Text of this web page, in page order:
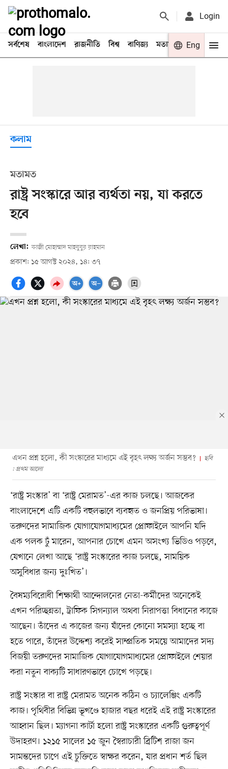
Login
সর্বশেষ বাংলাদেশ রাজনীতি বিশ্ব বাণিজ্য মতামত খেলা
Eng
কলাম
মতামত
রাষ্ট্র সংস্কারে আর ব্যর্থতা নয়, যা করতে
হবে
লেখা: কাজী মোহাম্মাদ মাহবুবুর রাহমান
প্রকাশ: ১৫ আগস্ট ২০২৪, ১৪: ৩৭
এখন প্রশ্ন হলো, কী সংস্কারের মাধ্যমে এই বৃহৎ লক্ষ্য অর্জন সম্ভব?
ছবি
: প্রথম আলো
‘রাষ্ট্র সংস্কার’ বা ‘রাষ্ট্র মেরামত’-এর কাজ চলছে। আজকের
বাংলাদেশে এটি একটি বহুলভাবে ব্যবহৃত ও জনপ্রিয় পরিভাষা।
তরুণদের সামাজিক যোগাযোগমাধ্যমের প্রোফাইলে আপনি যদি
এক পলক ঢুঁ মারেন, আপনার চোখে এমন অসংখ্য ভিডিও পড়বে,
যেখানে লেখা আছে ‘রাষ্ট্র সংস্কারের কাজ চলছে, সাময়িক
অসুবিধার জন্য দুঃখিত’।
বৈষম্যবিরোধী শিক্ষার্থী আন্দোলনের নেতা-কর্মীদের অনেকেই
এখন পরিচ্ছন্নতা, ট্রাফিক সিগন্যাল অথবা নিরাপত্তা বিধানের কাজে
আছেন। তাঁদের এ কাজের জন্য যাঁদের কোনো সমস্যা হচ্ছে বা
হতে পারে, তাঁদের উদ্দেশ্য করেই সাম্প্রতিক সময়ে আমাদের সদ্য
বিজয়ী তরুণদের সামাজিক যোগাযোগমাধ্যমের প্রোফাইলে শেয়ার
করা নতুন বাক্যটি সাধারণভাবে চোখে পড়ছে।
রাষ্ট্র সংস্কার বা রাষ্ট্র মেরামত অনেক কঠিন ও চ্যালেঞ্জিং একটি
কাজ। পৃথিবীর বিভিন্ন ভূখণ্ডে হাজার বছর ধরেই এই রাষ্ট্র সংস্কারের
আহ্বান ছিল। ম্যাগনা কার্টা হলো রাষ্ট্র সংস্কারের একটি গুরুত্বপূর্ণ
উদাহরণ। ১২১৫ সালের ১৫ জুন স্বৈরাচারী ব্রিটিশ রাজা জন
সামন্তদের চাপে এই চুক্তিতে স্বাক্ষর করেন, যার প্রধান শর্ত ছিল